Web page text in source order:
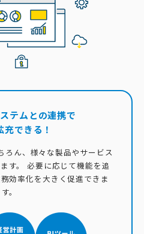
テムとの連携で
充できる！
ろん、様々な製品やサービス
す。
必要に応じて機能を追
効率化を大きく促進できま
す。